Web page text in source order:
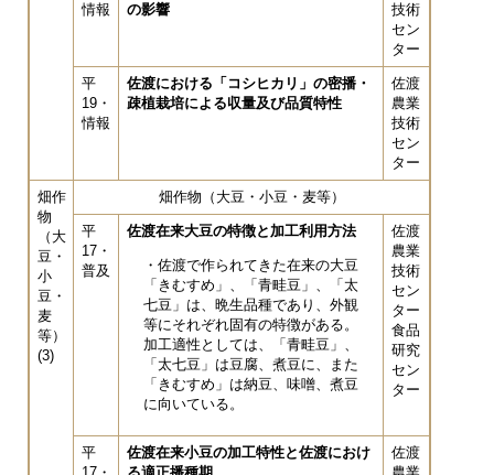
情報
の影響
技術
セン
ター
平
19・
情報
佐渡における「コシヒカリ」の密播・
疎植栽培による収量及び品質特性
佐渡
農業
技術
セン
ター
畑作
物
（大
豆・
小
豆・
麦
等）
(3)
畑作物（大豆・小豆・麦等）
平
17・
普及
佐渡在来大豆の特徴と加工利用方法
・佐渡で作られてきた在来の大豆
「きむすめ」、「青畦豆」、「太
七豆」は、晩生品種であり、外観
等にそれぞれ固有の特徴がある。
加工適性としては、「青畦豆」、
「太七豆」は豆腐、煮豆に、また
「きむすめ」は納豆、味噌、煮豆
に向いている。
佐渡
農業
技術
セン
ター
食品
研究
セン
ター
平
佐渡在来小豆の加工特性と佐渡におけ
佐渡